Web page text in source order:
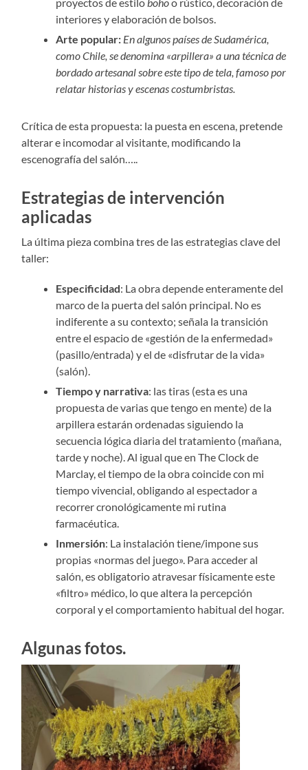
interiores y elaboración de bolsos.
Arte popular: En algunos países de Sudamérica,
como Chile, se denomina «arpillera» a una técnica de
bordado artesanal sobre este tipo de tela, famoso por
relatar historias y escenas costumbristas.
Crítica de esta propuesta: la puesta en escena, pretende
alterar e incomodar al visitante, modificando la
escenografía del salón…..
Estrategias de intervención
aplicadas
La última pieza combina tres de las estrategias clave del
taller:
Especificidad: La obra depende enteramente del
marco de la puerta del salón principal. No es
indiferente a su contexto; señala la transición
entre el espacio de «gestión de la enfermedad»
(pasillo/entrada) y el de «disfrutar de la vida»
(salón).
Tiempo y narrativa: las tiras (esta es una
propuesta de varias que tengo en mente) de la
arpillera estarán ordenadas siguiendo la
secuencia lógica diaria del tratamiento (mañana,
tarde y noche). Al igual que en The Clock de
Marclay, el tiempo de la obra coincide con mi
tiempo vivencial, obligando al espectador a
recorrer cronológicamente mi rutina
farmacéutica.
Inmersión: La instalación tiene/impone sus
propias «normas del juego». Para acceder al
salón, es obligatorio atravesar físicamente este
«filtro» médico, lo que altera la percepción
corporal y el comportamiento habitual del hogar.
Algunas fotos.